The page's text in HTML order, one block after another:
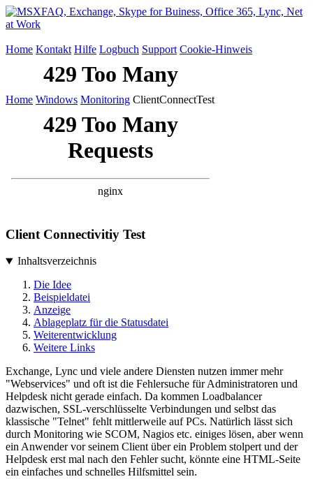
Home Kontakt Hilfe Logbuch Support Cookie-Hinweis
Home Windows Monitoring ClientConnectTest
Client Connectivitiy Test
Inhaltsverzeichnis
Die Idee
Beispieldatei
Anzeige
Ablageplatz für die Statusdatei
Weiterentwicklung
Weitere Links
Exchange, Lync und viele andere Diensten nutzen immer mehr
"Webservices" und oft ist die Fehlersuche für Administratoren und
Helpdesk nicht gerade einfach. Da kommen Loadbalancer
dazwischen, SSL-verschlüsselte Verbindungen und selbst das
klassische "Telnet" fehlt mittlerweile auf PCs. Natürlich lässt sich
durch Monitoring wie SCOM, Nagios etc. einiges lösen, aber wenn
ein Anwender vor seinem Client über ein Problem stolpert und der
Helpdesk erst mal nach den Fehler sucht, könnte eine HTML-Seite
ein einfaches und schnelles Hilfsmittel sein.